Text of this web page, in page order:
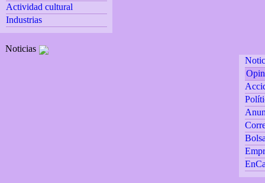
Actividad cultural
Industrias
Noticias